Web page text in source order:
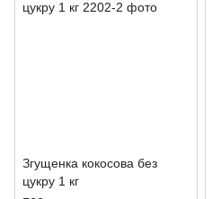
Згущенка кокосова без
цукру 1 кг